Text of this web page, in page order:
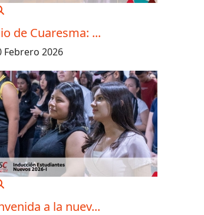
de Cuaresma: ...
Febrero 2026
a la nuev...